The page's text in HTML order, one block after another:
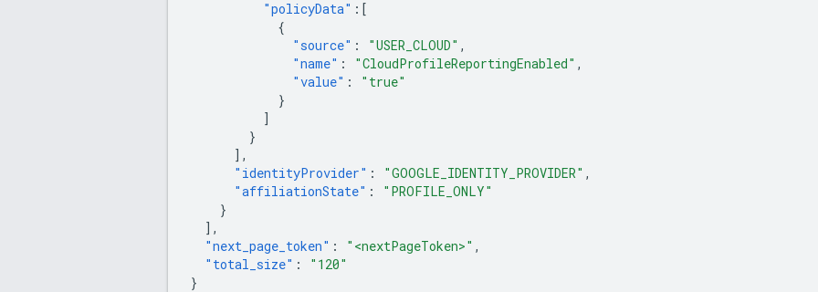
"policyData" :[
{
"source" : "USER_CLOUD" ,
"name" : "CloudProfileReportingEnabled" ,
"value" :
"true"
}
]
}
],
"identityProvider" : "GOOGLE_IDENTITY_PROVIDER" ,
"affiliationState" :
"PROFILE_ONLY"
}
],
"next_page_token" : "<nextPageToken>" ,
"total_size" :
"120"
}